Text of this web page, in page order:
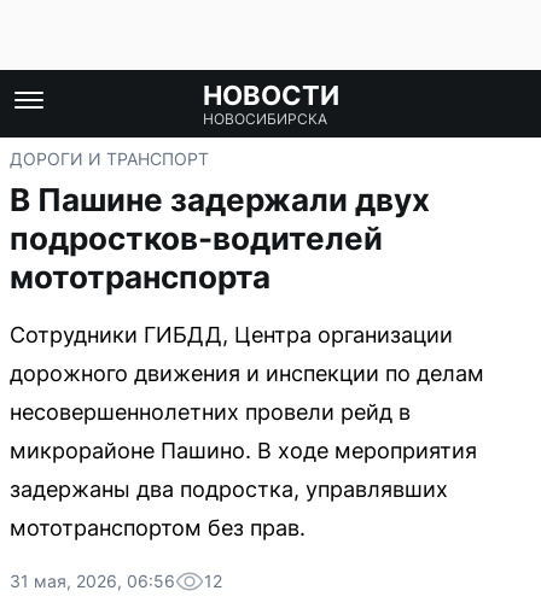
НОВОСТИ
НОВОСИБИРСКА
ДОРОГИ И ТРАНСПОРТ
В Пашине задержали двух
подростков-водителей
мототранспорта
Сотрудники ГИБДД, Центра организации
дорожного движения и инспекции по делам
несовершеннолетних провели рейд в
микрорайоне Пашино. В ходе мероприятия
задержаны два подростка, управлявших
мототранспортом без прав.
31 мая, 2026, 06:56 12